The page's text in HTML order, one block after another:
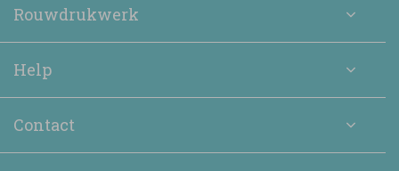
Rouwdrukwerk
Help
Contact